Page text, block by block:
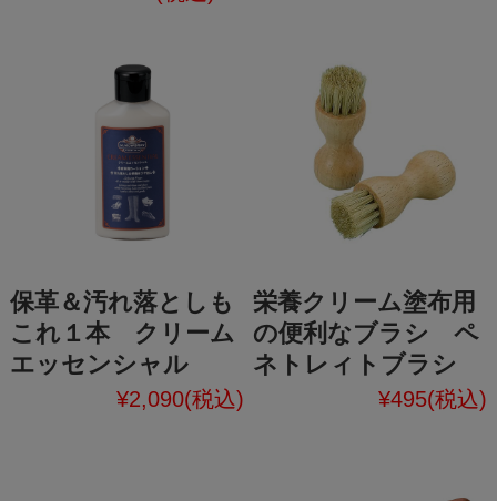
保革＆汚れ落としも
これ１本 クリーム
エッセンシャル
¥2,090(税込)
栄養クリーム塗布用
の便利なブラシ ペ
ネトレィトブラシ
¥495(税込)